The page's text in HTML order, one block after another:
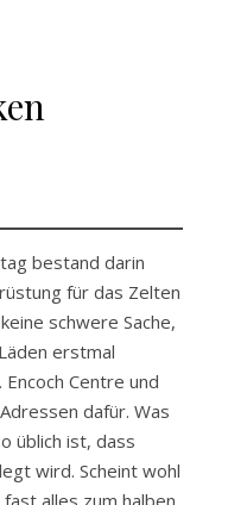
bestand darin
für das Zelten
schwere Sache,
erstmal
Centre und
dafür. Was
üblich ist, dass
wird. Scheint wohl